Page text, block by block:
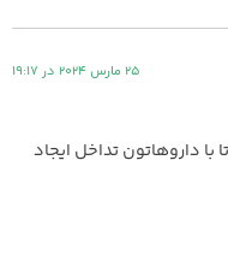
25 مارس 2024 در 19:17
با داروهاتون تداخل ایجاد